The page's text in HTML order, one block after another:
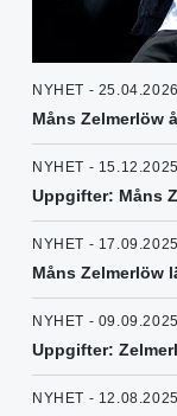
NYHET - 25.04.2026
Måns Zelmerlöw
NYHET - 15.12.2025
Uppgifter: Måns
NYHET - 17.09.2025
Måns Zelmerlöw
NYHET - 09.09.2025
Uppgifter:
NYHET - 12.08.2025